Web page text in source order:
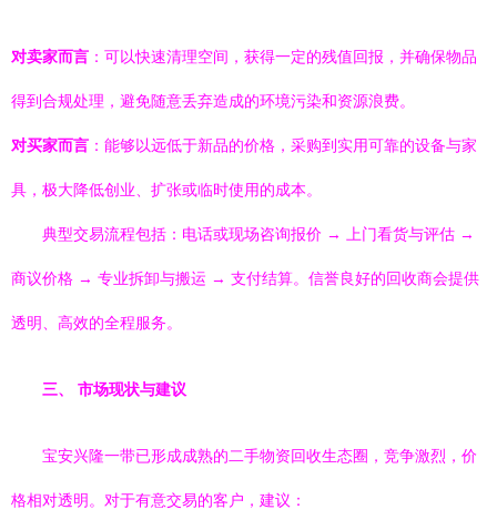
对卖家而言 ：可以快速清理空间，获得一定的残值回报，并确保物品
得到合规处理，避免随意丢弃造成的环境污染和资源浪费。
对买家而言 ：能够以远低于新品的价格，采购到实用可靠的设备与家
具，极大降低创业、扩张或临时使用的成本。
典型交易流程包括：电话或现场咨询报价 → 上门看货与评估 →
商议价格 → 专业拆卸与搬运 → 支付结算。信誉良好的回收商会提供
透明、高效的全程服务。
三、 市场现状与建议
宝安兴隆一带已形成成熟的二手物资回收生态圈，竞争激烈，价
格相对透明。对于有意交易的客户，建议：